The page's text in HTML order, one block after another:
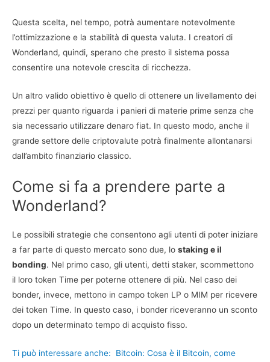
Questa scelta, nel tempo, potrà aumentare notevolmente
l’ottimizzazione e la stabilità di questa valuta. I creatori di
Wonderland, quindi, sperano che presto il sistema possa
consentire una notevole crescita di ricchezza.
Un altro valido obiettivo è quello di ottenere un livellamento dei
prezzi per quanto riguarda i panieri di materie prime senza che
sia necessario utilizzare denaro fiat. In questo modo, anche il
grande settore delle criptovalute potrà finalmente allontanarsi
dall’ambito finanziario classico.
Come si fa a prendere parte a
Wonderland?
Le possibili strategie che consentono agli utenti di poter iniziare
a far parte di questo mercato sono due, lo staking e il
bonding. Nel primo caso, gli utenti, detti staker, scommettono
il loro token Time per poterne ottenere di più. Nel caso dei
bonder, invece, mettono in campo token LP o MIM per ricevere
dei token Time. In questo caso, i bonder riceveranno un sconto
dopo un determinato tempo di acquisto fisso.
Ti può interessare anche:
Bitcoin: Cosa è il Bitcoin, come